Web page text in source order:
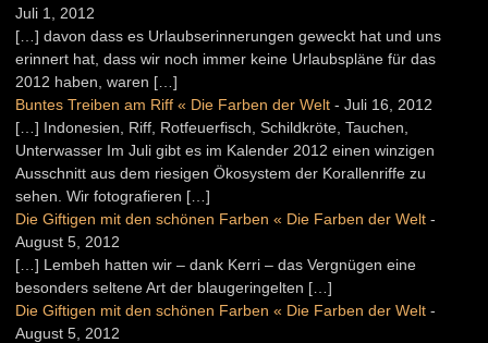
Juli 1, 2012
[…] davon dass es Urlaubserinnerungen geweckt hat und uns
erinnert hat, dass wir noch immer keine Urlaubspläne für das
2012 haben, waren […]
Buntes Treiben am Riff « Die Farben der Welt - Juli 16, 2012
[…] Indonesien, Riff, Rotfeuerfisch, Schildkröte, Tauchen,
Unterwasser Im Juli gibt es im Kalender 2012 einen winzigen
Ausschnitt aus dem riesigen Ökosystem der Korallenriffe zu
sehen. Wir fotografieren […]
Die Giftigen mit den schönen Farben « Die Farben der Welt -
August 5, 2012
[…] Lembeh hatten wir – dank Kerri – das Vergnügen eine
besonders seltene Art der blaugeringelten […]
Die Giftigen mit den schönen Farben « Die Farben der Welt -
August 5, 2012